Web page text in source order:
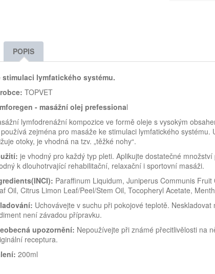
POPIS
stimulaci lymfatického systému.
TOPVET
- masážní olej prefessional
lymfodrenážní kompozice ve formě oleje s vysokým
zejména pro masáže ke stimulaci lymfatického
otoky, je vhodná na tzv. „těžké nohy“.
je vhodný pro každý typ pleti. Aplikujte dostatečné
k dlouhotrvající rehabilitační, relaxační i sportovní masáži.
Paraffinum Liquidum, Juniperus Communis
Oil, Citrus Limon Leaf/Peel/Stem Oil, Tocopheryl Acetate,
Uchovávejte v suchu při pokojové teplotě.
není závadou přípravku.
upozornění: Nepoužívejte při známé přecitlivělosti na
receptura.
200ml